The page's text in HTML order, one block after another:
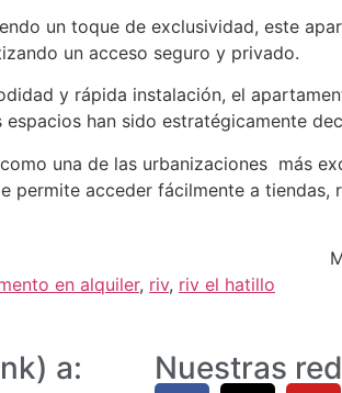
un toque de exclusividad, este
un acceso seguro y privado.
y rápida instalación, el
han sido estratégicamente
una de las urbanizaciones más
permite acceder fácilmente a
en alquiler, riv, riv el hatillo
a: Nuestras